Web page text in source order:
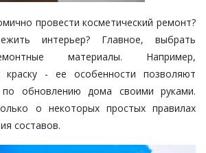
провести косметический ремонт?
интерьер? Главное, выбрать
материалы. Например,
краску - ее особенности позволяют
обновлению дома своими руками.
о некоторых простых правилах
составов.